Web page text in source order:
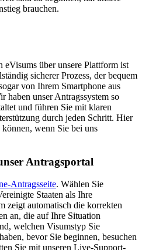
brauchen.
über unsere Plattform ist
sicherer Prozess, der bequem
von Ihrem Smartphone aus
haben unser Antragssystem so
und führen Sie mit klaren
durch jeden Schritt. Hier
wenn Sie bei uns
Antragsportal
Antragsseite. Wählen Sie
Staaten als Ihre
zeigt automatisch die korrekten
an, die auf Ihre Situation
welchen Visumstyp Sie
bevor Sie beginnen, besuchen
Sie mit unseren Live-Support-